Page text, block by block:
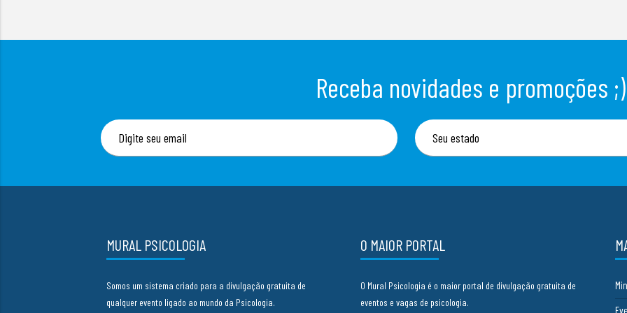
Receba novidades e promoções ;)
MURAL PSICOLOGIA
Somos um sistema criado para a divulgação gratuita de
qualquer evento ligado ao mundo da Psicologia.
O MAIOR PORTAL
O Mural Psicologia é o maior portal de divulgação gratuita de
eventos e vagas de psicologia.